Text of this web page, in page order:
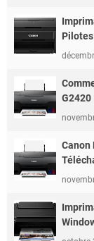
Pilotes
G2420
Canon